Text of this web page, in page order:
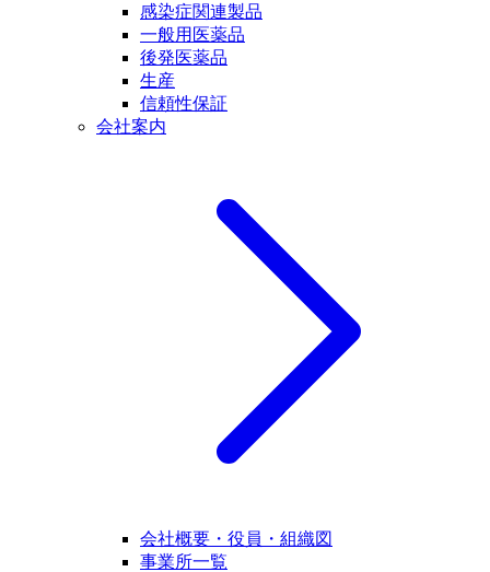
感染症関連製品
一般用医薬品
後発医薬品
生産
信頼性保証
会社案内
会社概要・役員・組織図
事業所一覧